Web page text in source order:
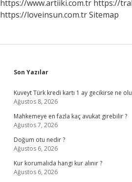
https://www.artiiki.com.tr https://
https://loveinsun.com.trSitemap
Sidebar
Son Yazılar
Kuveyt Türk kredi kartı 1 ay gecikirse ne
Ağustos 8, 2026
Mahkemeye en fazla kaç avukat girebilir ?
Ağustos 7, 2026
Doğum otu nedir ?
Ağustos 6, 2026
Kur korumalıda hangi kur alınır ?
Ağustos 6, 2026